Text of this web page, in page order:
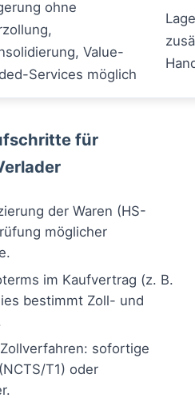
ohne
Value-
Services möglich
für
der Waren (HS-
möglicher
im Kaufvertrag (z. B.
bestimmt Zoll- und
sofortige
T1) oder